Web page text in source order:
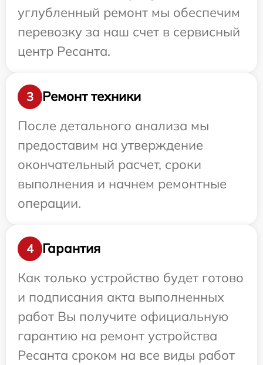
углубленный ремонт мы обеспечим
перевозку за наш счет в сервисный
центр Ресанта.
3
Ремонт техники
После детального анализа мы
предоставим на утверждение
окончательный расчет, сроки
выполнения и начнем ремонтные
операции.
4
Гарантия
Как только устройство будет готово
и подписания акта выполненных
работ Вы получите официальную
гарантию на ремонт устройства
Ресанта сроком на все виды работ